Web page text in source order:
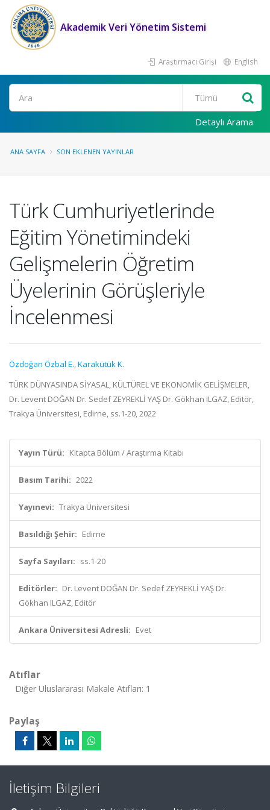
Akademik Veri Yönetim Sistemi
Araştırmacı Girişi English
Ara
Detaylı Arama
ANA SAYFA SON EKLENEN YAYINLAR
Türk Cumhuriyetlerinde
Eğitim Yönetimindeki
Gelişmelerin Öğretim
Üyelerinin Görüşleriyle
İncelenmesi
Özdoğan Özbal E.,Karakütük K.
TÜRK DÜNYASINDA SİYASAL, KÜLTÜREL VE EKONOMİK GELİŞMELER,
Dr. Levent DOĞAN Dr. Sedef ZEYREKLİ YAŞ Dr. Gökhan ILGAZ, Editör,
Trakya Üniversitesi, Edirne, ss.1-20, 2022
Yayın Türü: Kitapta Bölüm / Araştırma Kitabı
Basım Tarihi: 2022
Yayınevi: Trakya Üniversitesi
Basıldığı Şehir: Edirne
Sayfa Sayıları: ss.1-20
Editörler: Dr. Levent DOĞAN Dr. Sedef ZEYREKLİ YAŞ Dr.
Gökhan ILGAZ, Editör
Ankara Üniversitesi Adresli: Evet
Atıflar
Diğer Uluslararası Makale Atıfları: 1
Paylaş
İletişim Bilgileri